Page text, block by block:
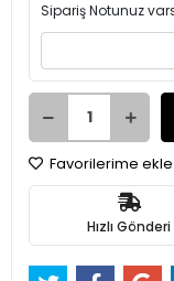
Sipariş Notunuz
Favorilerime ekle
Hızlı Gönderi